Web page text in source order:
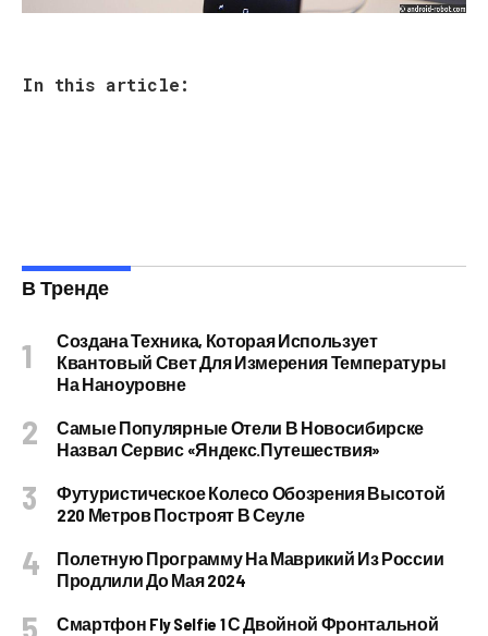
In this article:
В Тренде
Создана Техника, Которая Использует
Квантовый Свет Для Измерения Температуры
На Наноуровне
Самые Популярные Отели В Новосибирске
Назвал Сервис «Яндекс.Путешествия»
Футуристическое Колесо Обозрения Высотой
220 Метров Построят В Сеуле
Полетную Программу На Маврикий Из России
Продлили До Мая 2024
Смартфон Fly Selfie 1 С Двойной Фронтальной